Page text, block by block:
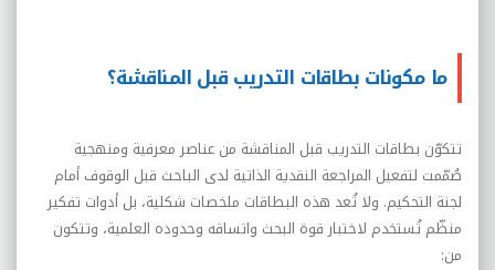
ما مكونات بطاقات التدريب قبل المناقشة؟
تتكوّن بطاقات التدريب قبل المناقشة من عناصر معرفية ومنهجية
صُمّمت لتفعيل المراجعة النقدية الذاتية لدى الباحث قبل الوقوف أمام
لجنة التحكيم. ولا تُعد هذه البطاقات ملخصات شكلية، بل أدوات تفكير
منظّم تُستخدم لاختبار قوة البحث واتساقه وحدوده العلمية، وتتكون
من: